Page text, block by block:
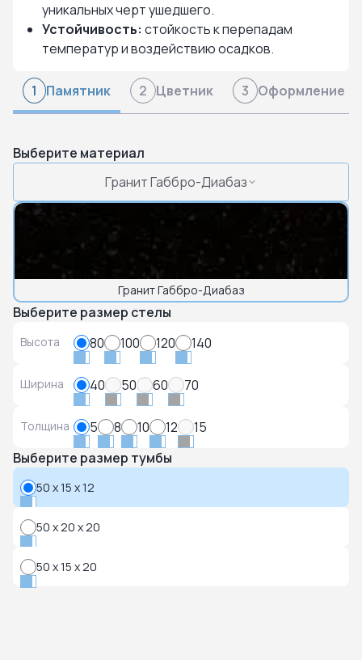
уникальных черт ушедшего.
Устойчивость: стойкость к перепадам
температур и воздействию осадков.
1 Памятник 2 Цветник 3 Оформление
Выберите материал
Гранит Габбро-Диабаз
Гранит Габбро-Диабаз
Выберите размер стелы
Высота 80 100 120 140
Ширина 40 50 60 70
Толщина 5 8 10 12
15
Выберите размер тумбы
50 x 15 x 12
50 x 20 x 20
50 x 15 x 20